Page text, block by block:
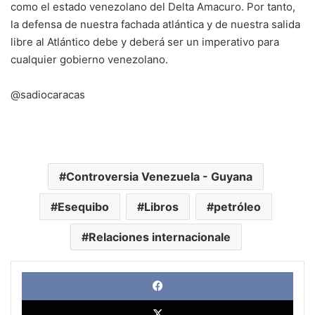
como el estado venezolano del Delta Amacuro. Por tanto,
la defensa de nuestra fachada atlántica y de nuestra salida
libre al Atlántico debe y deberá ser un imperativo para
cualquier gobierno venezolano.
@sadiocaracas
Controversia Venezuela - Guyana
Esequibo Libros petróleo
Relaciones internacionale
X